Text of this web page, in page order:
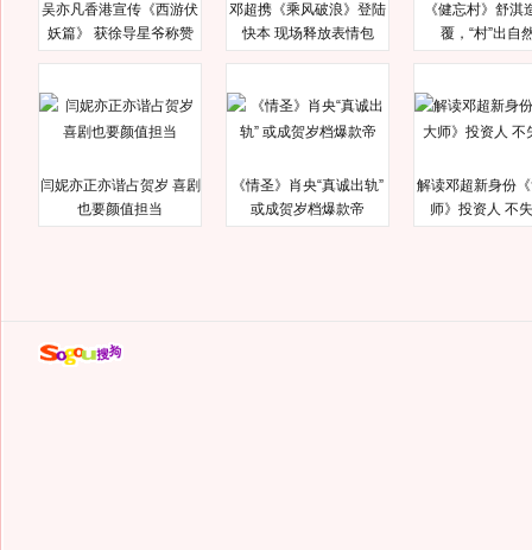
吴亦凡香港宣传《西游伏
妖篇》 获徐导星爷称赞
邓超携《乘风破浪》登陆
快本 现场释放表情包
《健忘村》舒淇
覆，“村”出自
闫妮亦正亦谐占贺岁 喜剧
也要颜值担当
《情圣》肖央“真诚出轨”
或成贺岁档爆款帝
解读邓超新身份
师》投资人 不